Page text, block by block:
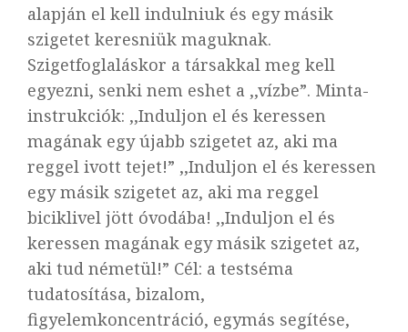
alapján el kell indulniuk és egy másik
szigetet keresniük maguknak.
Szigetfoglaláskor a társakkal meg kell
egyezni, senki nem eshet a ,,vízbe”. Minta-
instrukciók: ,,Induljon el és keressen
magának egy újabb szigetet az, aki ma
reggel ivott tejet!” ,,Induljon el és keressen
egy másik szigetet az, aki ma reggel
biciklivel jött óvodába! ,,Induljon el és
keressen magának egy másik szigetet az,
aki tud németül!” Cél: a testséma
tudatosítása, bizalom,
figyelemkoncentráció, egymás segítése,